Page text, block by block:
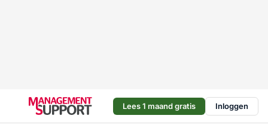
Lees 1 maand gratis Inloggen